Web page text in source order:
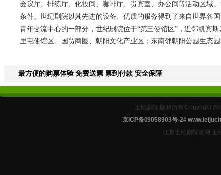
会议厅、排练厅、化妆间、咖啡厅、贵宾室、办公间等活动区域
条件。世纪剧院以其先进的设备、优质的服务得到了来自世界各
青年交流中心的一部分，世纪剧院位于“第三使馆区”，近邻凯宾
里屯使馆区、国贸商圈、朝阳文化产业区；东南邻朝阳公园生态
最方便的购票体验 免费送票 票到付款 安全保障
世纪剧院 版权所有 Copyright
京ICP备09058903号-24
北京世纪剧院官网 世